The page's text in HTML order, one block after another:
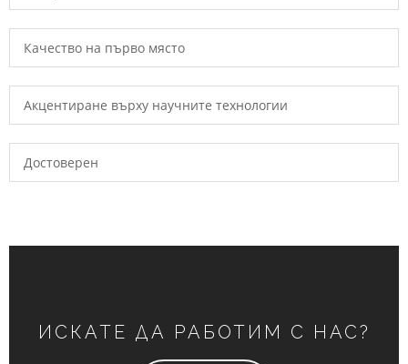
Качество на първо място
Акцентиране върху научните технологии
Достоверен
ИСКАТЕ ДА РАБОТИМ С НАС?